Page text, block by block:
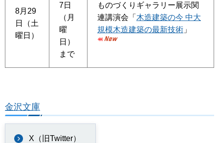
8月29
日（土
曜日）
7日
（月
曜
日）
まで
ものづくりギャラリー展示関
連講演会「 木造建築の今 中大
規模木造建築の最新技術 」
金沢文庫
X（旧Twitter）